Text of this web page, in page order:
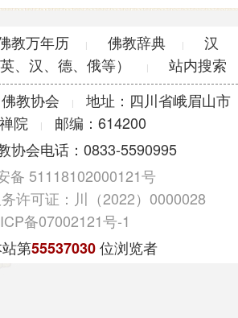
教万年历 | 佛教辞典 |
汉
、汉、德、俄等） |
站内搜索
教协会
|
地址：四川省峨眉山市
院
|
邮编：614200
协会电话：0833-5590995
备 51118102000121号
许可证：川（2022）0000028
备07002121号-1
第55537030位浏览者